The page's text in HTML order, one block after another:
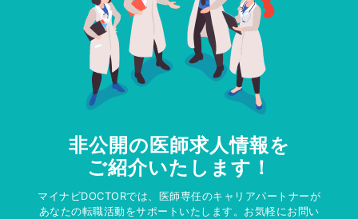
非公開の医師求人情報を
ご紹介いたします！
マイナビDOCTORでは、医師専任のキャリアパートナーが
あなたの転職活動をサポートいたします。お気軽にお問い